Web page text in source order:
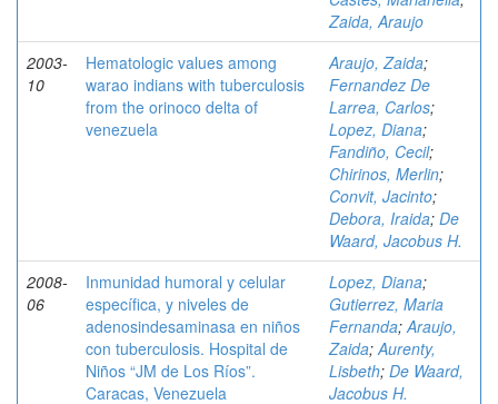
Zaida, Araujo
2003-
10
Hematologic values among
warao indians with tuberculosis
from the orinoco delta of
venezuela
Araujo, Zaida;
Fernandez De
Larrea, Carlos;
Lopez, Diana;
Fandiño, Cecil;
Chirinos, Merlin;
Convit, Jacinto;
Debora, Iraida; De
Waard, Jacobus H.
2008-
06
Inmunidad humoral y celular
específica, y niveles de
adenosindesaminasa en niños
con tuberculosis. Hospital de
Niños “JM de Los Ríos”.
Caracas, Venezuela
Lopez, Diana;
Gutierrez, Maria
Fernanda;Araujo,
Zaida;Aurenty,
Lisbeth; De Waard,
Jacobus H.